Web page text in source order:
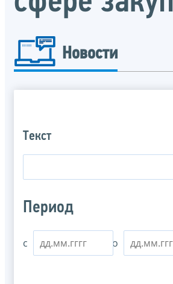
Новости
Текст
Период
с по